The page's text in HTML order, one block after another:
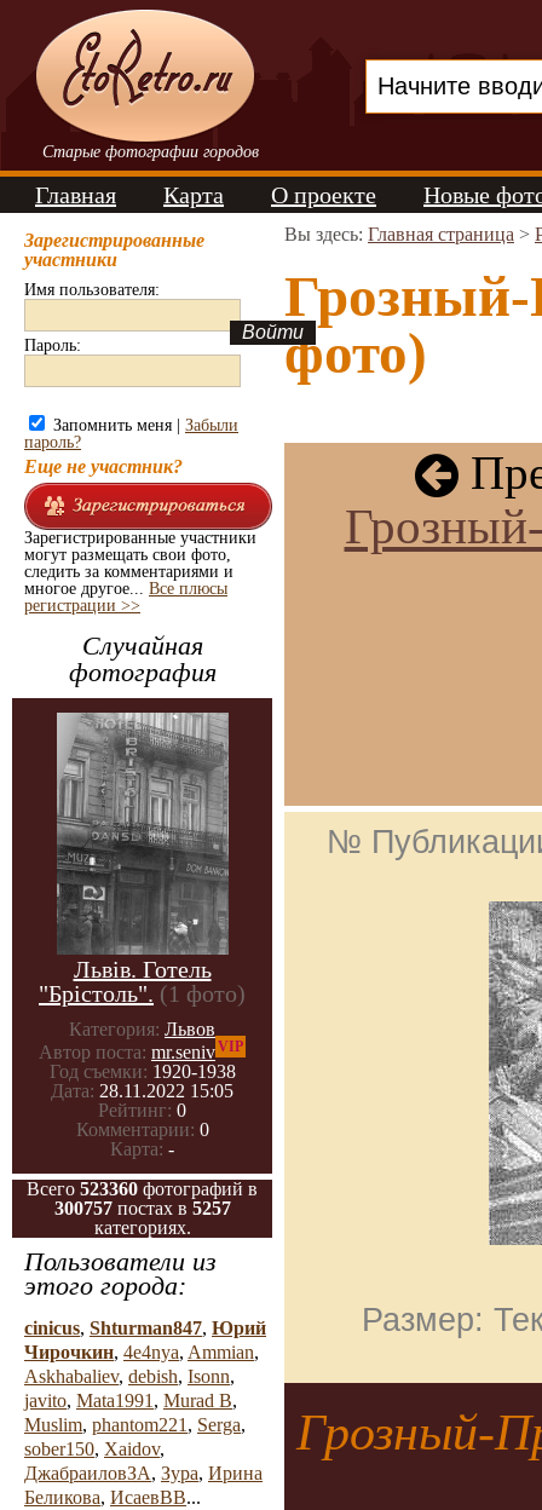
Старые фотографии городов
Главная Карта О проекте Новые
Зарегистрированные
участники
Имя пользователя:
Пароль:
Запомнить меня | Забыли
пароль?
Еще не участник?
Зарегистрированные участники
могут размещать свои фото,
следить за комментариями и
многое другое... Все плюсы
регистрации >>
Случайная
фотография
Львів. Готель
"Брістоль". (1 фото)
Категория: Львов
Автор поста: mr.senivVIP
Год съемки: 1920-1938
Дата: 28.11.2022 15:05
Рейтинг: 0
Комментарии: 0
Карта: -
Всего 523360 фотографий в
300757постах в 5257
категориях.
Пользователи из
этого города:
cinicus, Shturman847, Юрий
Чирочкин, 4e4nya, Ammian,
Askhabaliev, debish, Isonn,
javito, Mata1991 , Murad B,
Muslim, phantom221 , Serga,
sober150, Xaidov,
ДжабраиловЗА, Зура, Ирина
Беликова, ИсаевВВ...
Вы здесь: Главная страница >
фото)
№
Размер:
Грозный-